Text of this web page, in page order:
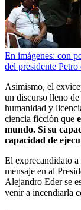
En imágenes: con
del presidente
Asimismo, el
un discurso lleno
humanidad y
ciencia ficción que
mundo. Si su
capacidad de
El exprecandidato
mensaje en al
Alejandro Eder se
venir a incendiarla